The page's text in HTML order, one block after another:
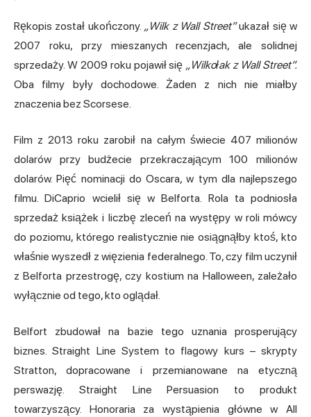
Rękopis został ukończony. „Wilk z Wall Street”ukazał się w
2007 roku, przy mieszanych recenzjach, ale solidnej
sprzedaży. W 2009 roku pojawił się „Wilkołak z Wall Street”.
Oba filmy były dochodowe. Żaden z nich nie miałby
znaczenia bez Scorsese.
Film z 2013 roku zarobił na całym świecie 407 milionów
dolarów przy budżecie przekraczającym 100 milionów
dolarów. Pięć nominacji do Oscara, w tym dla najlepszego
filmu. DiCaprio wcielił się w Belforta. Rola ta podniosła
sprzedaż książek i liczbę zleceń na występy w roli mówcy
do poziomu, którego realistycznie nie osiągnąłby ktoś, kto
właśnie wyszedł z więzienia federalnego. To, czy film uczynił
z Belforta przestrogę, czy kostium na Halloween, zależało
wyłącznie od tego, kto oglądał.
Belfort zbudował na bazie tego uznania prosperujący
biznes. Straight Line System to flagowy kurs – skrypty
Stratton, dopracowane i przemianowane na etyczną
perswazję. Straight Line Persuasion to produkt
towarzyszący. Honoraria za wystąpienia główne w All